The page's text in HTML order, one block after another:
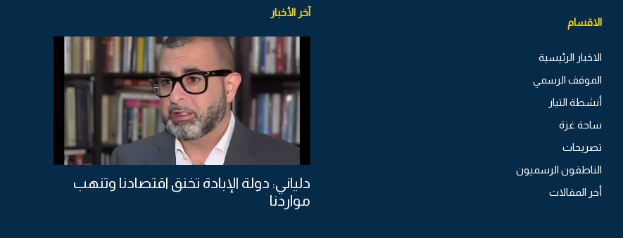
الاقسام
الاخبار الرئيسية
الموقف الرسمي
أنشطة التيار
ساحة غزة
تصريحات
الناطقون الرسميون
أخر المقالات
آخر الأخبار
دلياني: دولة الإبادة تخنق اقتصادنا وتنهب
مواردنا